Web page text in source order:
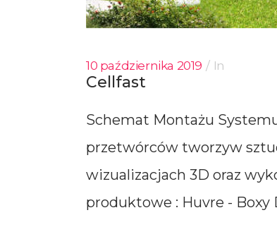
10 października 2019 In
Cellfast
Schemat Montażu
przetwórców tworzyw
wizualizacjach 3D oraz
produktowe : Huvre - Boxy